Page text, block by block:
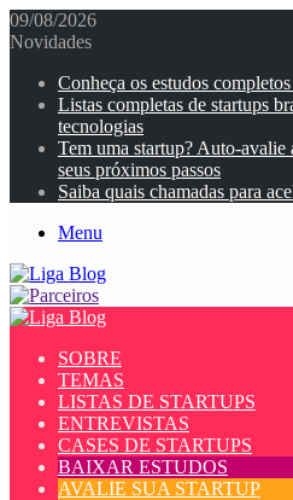
09/08/2026
Novidades
Conheça os estudos
Listas completas de startups
tecnologias
Tem uma startup? Auto-avalie
seus próximos passos
Saiba quais chamadas para
Menu
SOBRE
TEMAS
LISTAS DE STARTUPS
ENTREVISTAS
CASES DE STARTUPS
BAIXAR ESTUDOS
AVALIE SUA STARTUP